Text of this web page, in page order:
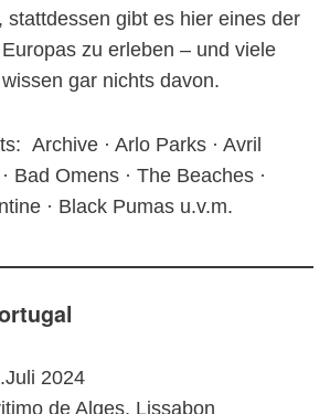
stattdessen gibt es hier eines der
zu erleben – und viele
gar nichts davon.
Archive · Arlo Parks · Avril
Bad Omens · The Beaches ·
· Black Pumas u.v.m.
2024
de Alges, Lissabon